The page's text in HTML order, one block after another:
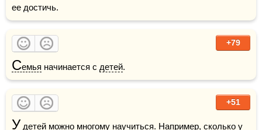
ее достичь.
+79
Семья начинается с детей.
+51
У детей можно многому научиться. Например, сколько у